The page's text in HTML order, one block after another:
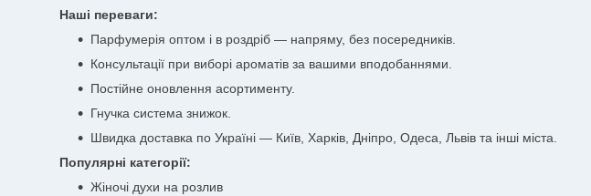
Наші переваги:
Парфумерія оптом і в роздріб — напряму, без посередників.
Консультації при виборі ароматів за вашими вподобаннями.
Постійне оновлення асортименту.
Гнучка система знижок.
Швидка доставка по Україні — Київ, Харків, Дніпро, Одеса, Львів та інші міста.
Популярні категорії:
Жіночі духи на розлив